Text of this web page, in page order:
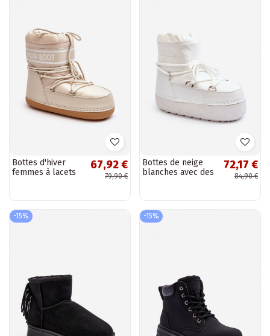
Bottes d'hiver
femmes à lacets
67,92 €
79,90 €
Bottes de neige
blanches avec des
72,17 €
84,90 €
-15% -15%